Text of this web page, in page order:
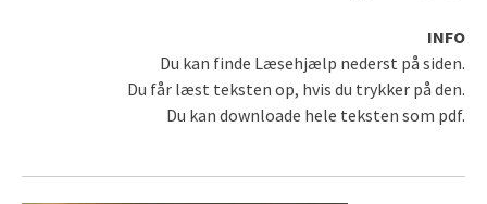
INFO
Du kan finde Læsehjælp nederst på siden.
Du får læst teksten op, hvis du trykker på den.
Du kan downloade hele teksten som pdf.